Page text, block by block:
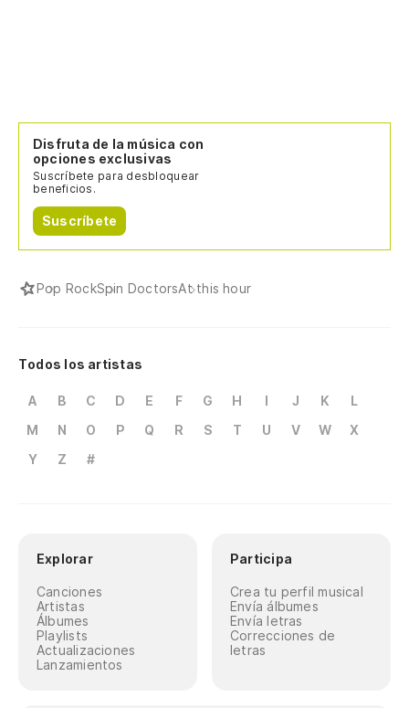
Disfruta de la música con
opciones exclusivas
Suscríbete para desbloquear
beneficios.
Suscríbete
Pop RockSpin DoctorsAt this hour
Todos los artistas
A B C D E F G H I J K
L
M
N O P Q R S T U V W
X
Y
Z #
Explorar
Canciones
Artistas
Álbumes
Playlists
Actualizaciones
Lanzamientos
Participa
Crea tu perfil musical
Envía álbumes
Envía letras
Correcciones de
letras